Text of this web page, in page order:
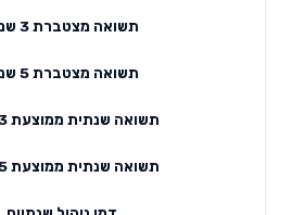
תשואה מצטברת 3 שנים
תשואה מצטברת 5 שנים
תשואה שנתית ממוצעת 3 שנים
תשואה שנתית ממוצעת 5 שנים